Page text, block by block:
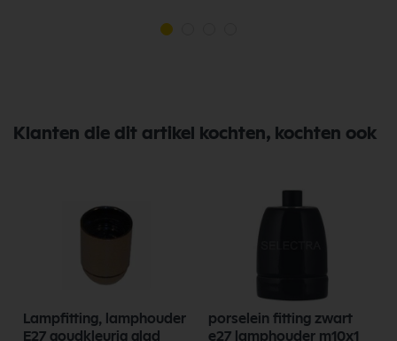
Klanten die dit artikel kochten, kochten ook
Lampfitting, lamphouder
E27 goudkleurig glad
porselein fitting zwart
e27 lamphouder m10x1